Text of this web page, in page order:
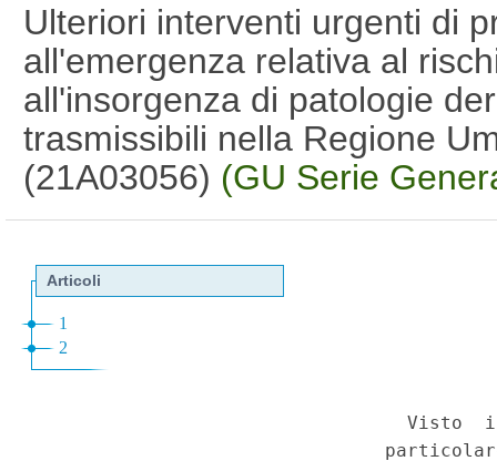
Ulteriori interventi urgenti di
all'emergenza relativa al
all'insorgenza di patologie
trasmissibili nella Regione
(21A03056) (GU Serie